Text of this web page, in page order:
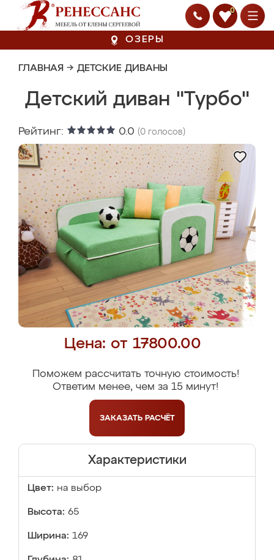
0
ОЗЕРЫ
ГЛАВНАЯ → ДЕТСКИЕ ДИВАНЫ
Детский диван "Турбо"
Рейтинг: 0.0 (0 голосов)
Цена: от 17800.00
Поможем рассчитать точную стоимость!
Ответим менее, чем за 15 минут!
ЗАКАЗАТЬ РАСЧЁТ
Характеристики
Цвет: на выбор
Высота: 65
Ширина: 169